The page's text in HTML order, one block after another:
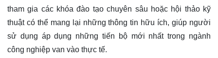
tham gia các khóa đào tạo chuyên sâu hoặc hội thảo kỹ
thuật có thể mang lại những thông tin hữu ích, giúp người
sử dụng áp dụng những tiến bộ mới nhất trong ngành
công nghiệp van vào thực tế.